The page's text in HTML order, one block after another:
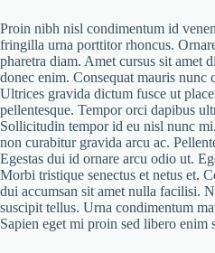
Proin nibh nisl condimentum id
fringilla urna porttitor rhoncus.
pharetra diam. Amet cursus sit amet
donec enim. Consequat mauris nunc
Ultrices gravida dictum fusce ut
pellentesque. Tempor orci dapibus
Sollicitudin tempor id eu nisl nunc
non curabitur gravida arcu ac.
Egestas dui id ornare arcu odio ut.
Morbi tristique senectus et netus et.
dui accumsan sit amet nulla facilisi.
suscipit tellus. Urna condimentum
Sapien eget mi proin sed libero enim